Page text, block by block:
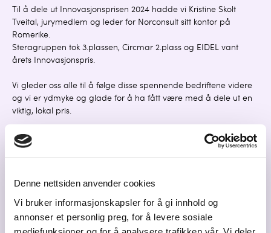
Denne nettsiden anvender cookies
Vi bruker informasjonskapsler for å gi innhold og
annonser et personlig preg, for å levere sosiale
Til å dele ut Innovasjonsprisen 2024 hadde vi Kristine Skolt
Tveital, jurymedlem og leder for Norconsult sitt kontor på
Romerike.
Steragruppen tok 3.plassen, Circmar 2.plass og EIDEL vant
årets Innovasjonspris.
Vi gleder oss alle til å følge disse spennende bedriftene videre
og vi er ydmyke og glade for å ha fått være med å dele ut en
viktig, lokal pris.
Årets jury bestod av (fra venstre): Torgeir Stensli, Raadmannen,
Gunnar Mensner, DNB, Kristine Skolt Tveitan, Norconsult, Paul
Ikke tilstede: Kristina Fritsvol Nilsen, Romerikes Blad.